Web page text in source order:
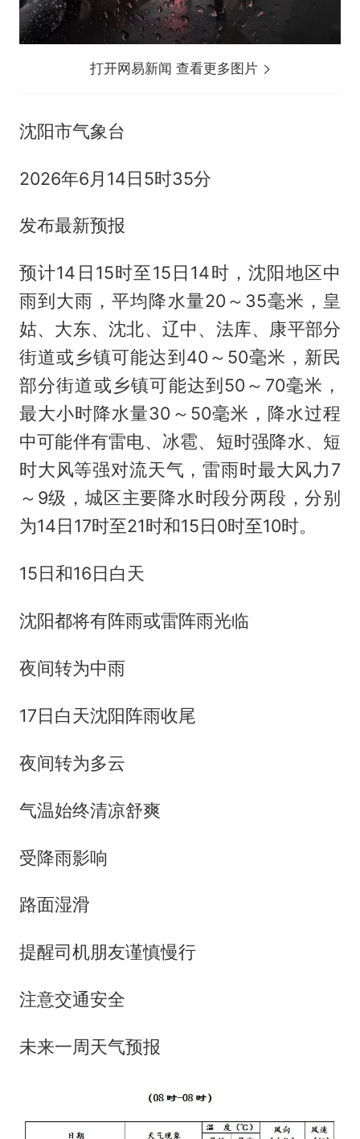
打开网易新闻 查看更多图片
沈阳市气象台
2026年6月14日5时35分
发布最新预报
预计14日15时至15日14时，沈阳地区中
雨到大雨，平均降水量20～35毫米，皇
姑、大东、沈北、辽中、法库、康平部分
街道或乡镇可能达到40～50毫米，新民
部分街道或乡镇可能达到50～70毫米，
最大小时降水量30～50毫米，降水过程
中可能伴有雷电、冰雹、短时强降水、短
时大风等强对流天气，雷雨时最大风力7
～9级，城区主要降水时段分两段，分别
为14日17时至21时和15日0时至10时。
15日和16日白天
沈阳都将有阵雨或雷阵雨光临
夜间转为中雨
17日白天沈阳阵雨收尾
夜间转为多云
气温始终清凉舒爽
受降雨影响
路面湿滑
提醒司机朋友谨慎慢行
注意交通安全
未来一周天气预报